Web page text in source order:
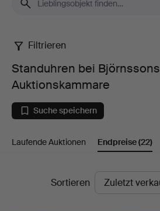
Standuhren
bei
Björnssons
Auktionskammare
Filtrieren
Standuhren bei Björnssons
Auktionskammare
Suche speichern
Laufende Auktionen Endpreise(22)
EndpreiseSortieren